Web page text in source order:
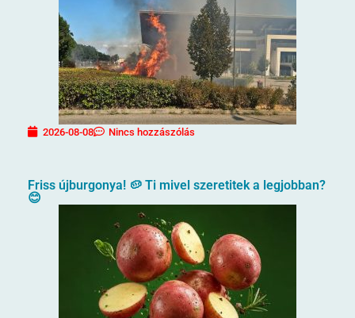
2026-08-08 Nincs hozzászólás
Friss újburgonya! 🥔 Ti mivel szeretitek a legjobban?
😊